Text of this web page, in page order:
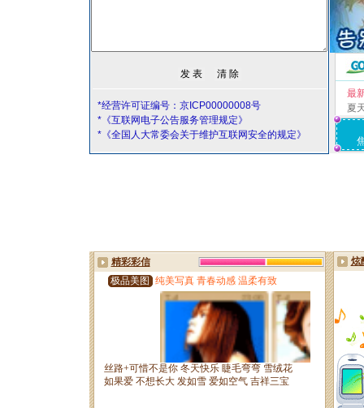
*经营许可证编号：京ICP00000008号
*《互联网电子公告服务管理规定》
*《全国人大常委会关于维护互联网安全的规定》
最
夏